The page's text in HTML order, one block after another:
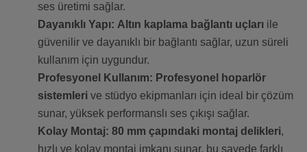
ses üretimi sağlar.
Dayanıklı Yapı: Altın kaplama bağlantı uçları ile
güvenilir ve dayanıklı bir bağlantı sağlar, uzun süreli
kullanım için uygundur.
Profesyonel Kullanım: Profesyonel hoparlör
sistemleri ve stüdyo ekipmanları için ideal bir çözüm
sunar, yüksek performanslı ses çıkışı sağlar.
Kolay Montaj: 80 mm çapındaki montaj delikleri,
hızlı ve kolay montaj imkanı sunar, bu sayede farklı